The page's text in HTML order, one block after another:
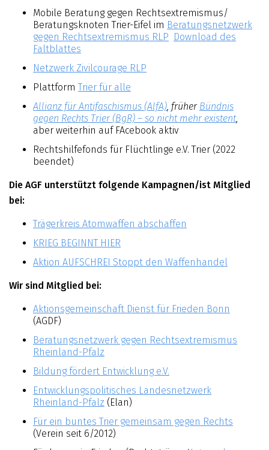
Mobile Beratung gegen Rechtsextremismus/
Beratungsknoten Trier-Eifel im Beratungsnetzwerk
gegen Rechtsextremismus RLP Download des
Faltblattes
Netzwerk Zivilcourage RLP
PlattformTrier für alle
Allianz für Antifaschismus (AlfA), früher Bündnis
gegen Rechts Trier (BgR) – so nicht mehr existent,
aber weiterhin auf FAcebook aktiv
Rechtshilfefonds für Flüchtlinge e.V. Trier (2022
beendet)
Die AGF unterstützt folgende Kampagnen/ist Mitglied
bei:
Trägerkreis Atomwaffen abschaffen
KRIEG BEGINNT HIER
Aktion AUFSCHREI Stoppt den Waffenhandel
Wir sind Mitglied bei:
Aktionsgemeinschaft Dienst für Frieden Bonn
(AGDF)
Beratungsnetzwerk gegen Rechtsextremismus
Rheinland-Pfalz
Bildung fördert Entwicklung e.V.
Entwicklungspolitisches Landesnetzwerk
Rheinland-Pfalz (Elan)
Für ein buntes Trier gemeinsam gegen Rechts
(Verein seit 6/2012)